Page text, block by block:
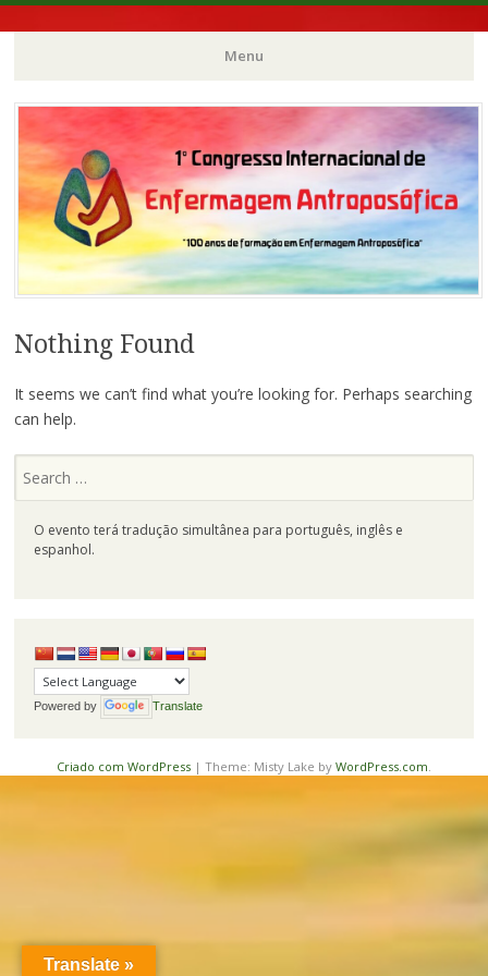
1° Congresso
Internacional de
Enfermagem
Antroposófica
Menu
Skip
to
content
Nothing Found
It seems we can’t find what you’re looking for. Perhaps searching
can help.
O evento terá tradução simultânea para português, inglês e
espanhol.
Powered by Translate
Criado com WordPress | Theme: Misty Lake by WordPress.com.
Translate »